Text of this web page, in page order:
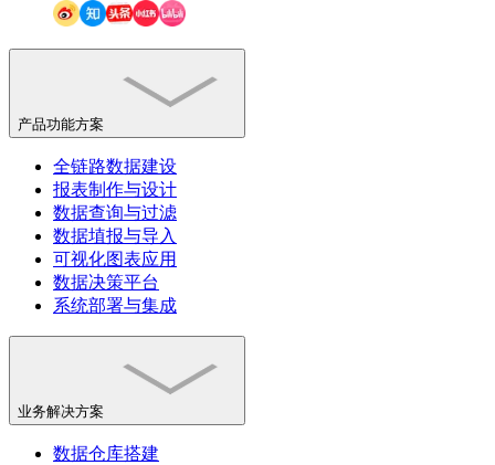
产品功能方案
全链路数据建设
报表制作与设计
数据查询与过滤
数据埴报与导入
可视化图表应用
数据决策平台
系统部署与集成
业务解决方案
数据仓库搭建